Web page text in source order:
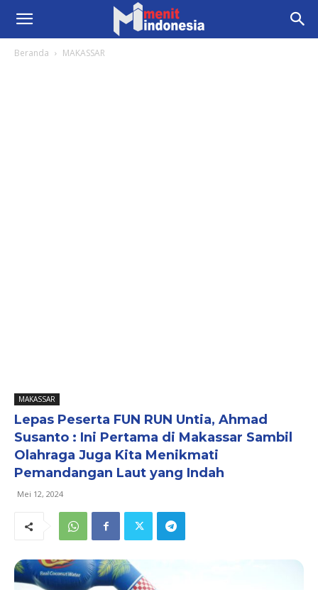
Beranda MAKASSAR
MAKASSAR
Lepas Peserta FUN RUN Untia, Ahmad
Susanto : Ini Pertama di Makassar Sambil
Olahraga Juga Kita Menikmati
Pemandangan Laut yang Indah
Mei 12, 2024